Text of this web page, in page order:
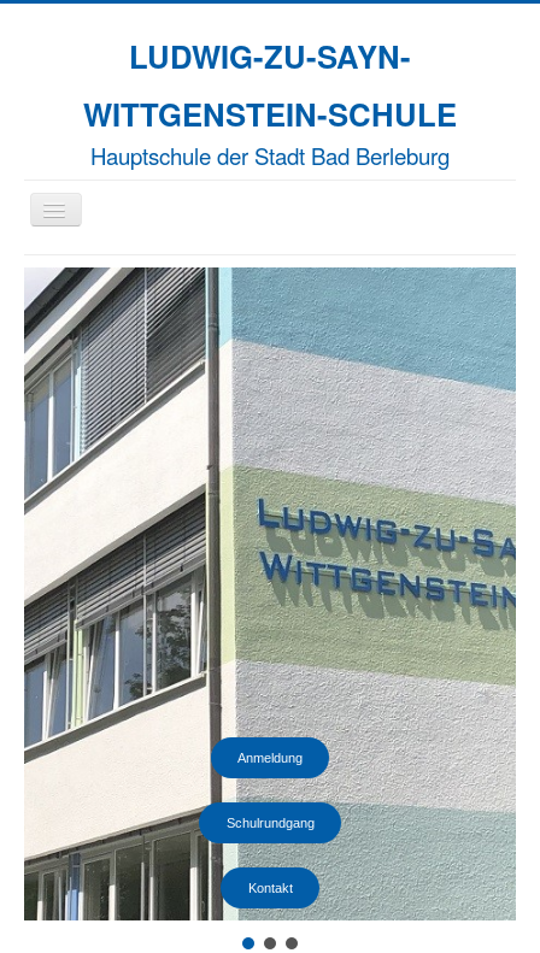
LUDWIG-ZU-SAYN-
WITTGENSTEIN-SCHULE
Hauptschule der Stadt Bad Berleburg
Navigation
an/aus
Aktuelles
Unsere Schule
Naturparkschule
Erasmus+
EFFORT-A
Termine
Anmeldung
Schulrundgang
Kontakt